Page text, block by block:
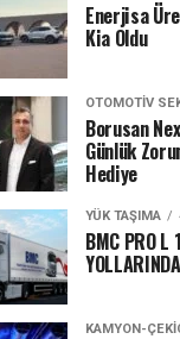
Enerjisa
Kia Oldu
OTOMOTIV
Borusan
Günlük
Hediye
YÜK TAŞIMA
BMC PRO L
YOLLARINDA
KAMYON-